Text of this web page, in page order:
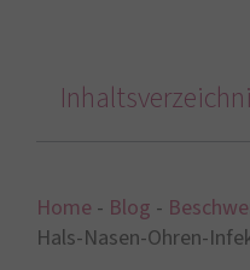
Home - Blog -
Hals-Nasen-Ohren-